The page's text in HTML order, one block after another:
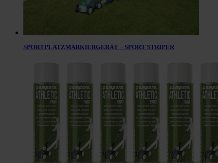
SPORTPLATZMARKIERGERÄT – SPORT STRIPER